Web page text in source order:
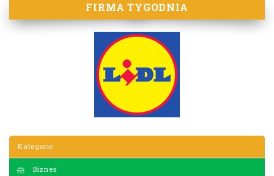
FIRMA TYGODNIA
Kategorie
Biznes